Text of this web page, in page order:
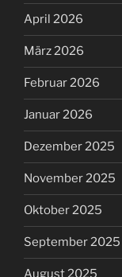
April 2026
März 2026
Februar 2026
Januar 2026
Dezember 2025
November 2025
Oktober 2025
September 2025
August 2025